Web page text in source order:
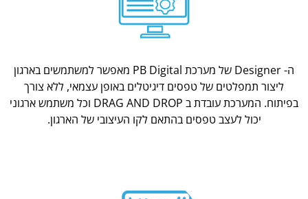
ה- Designer של מערכת PB Digital מאפשר למשתמשים בארגון
ליצור תמפלטים של טפסים דיגיטלים באופן עצמאי, ללא צורך
בפיתוח. המערכת עובדת ב DRAG AND DROP וכל משתמש ארגוני
יכול לעצב טפסים בהתאם לקו העיצובי של הארגון.